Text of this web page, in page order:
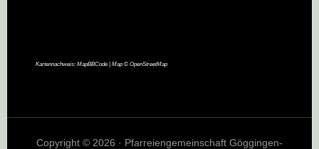
Kartennachweis: MapBBCode| Map © OpenStreetMap
Copyright © 2026 · Pfarreiengemeinschaft Göggingen-